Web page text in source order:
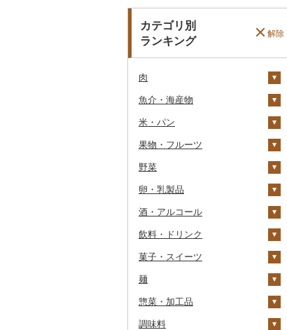
カテゴリ別
ランキング
解除
肉
牛肉（精肉）
ステーキ
すき焼き
焼肉
牛タン
和牛
黒毛和牛
仙台牛
米沢牛
牛肉（加工品）
ハンバーグ
ローストビーフ
ビーフジャーキー
その他牛肉（加工品）
豚肉（精肉）
すき焼き
しゃぶしゃぶ
焼肉
アグー豚
豚肉（加工品）
ハンバーグ
もつ鍋
ハム
ソーセージ・ウインナ
鶏肉
鶏肉（精肉）
ハム・ソーセージ
唐揚げ
水炊き
地鶏
鹿肉
馬肉
羊肉・ラム肉（ジンギス
魚介・海産物
カニ
ズワイガニ
毛ガニ
かにしゃぶ
その他カニ
エビ
ボタンエビ
伊勢海老
その他エビ
いくら
うに
明太子・たらこ
明太子
たらこ
その他魚卵
数の子
キャビア
その他魚卵
貝
鮑（アワビ）
牡蠣（カキ）
鮮魚
鮭・サーモン
イカ・タコ
米・パン
米
無洗米
玄米
金芽米
ゆめぴりか
コシヒカリ
はえぬき
雑穀
餅
その他穀物加工品
パン
果物・フルーツ
ぶどう・マスカット
巨峰
ナガノパープル
ピオーネ
デラウェア
その他ぶどう・マスカ
いちご
りんご
もも
メロン
梨
和梨
マンゴー
野菜
いも
じゃがいも
さつまいも
その他いも
トマト
フルーツトマト
ミニトマト
玉ねぎ
ねぎ
根菜
人参
アスパラガス
卵・乳製品
卵
チーズ
ヨーグルト
バター
その他乳製品
酒・アルコール
ビール・発泡酒
ビール
地ビール・クラフトビ
日本酒
純米吟醸
大吟醸
芋焼酎
麦焼酎
梅酒
泡盛
飲料・ドリンク
水・ミネラルウォーター
飲料
コーヒー豆
茶
飲料
果汁飲料
菓子・スイーツ
クッキー
焼き菓子
麺
ラーメン
うどん
惣菜・加工品
惣菜
調味料